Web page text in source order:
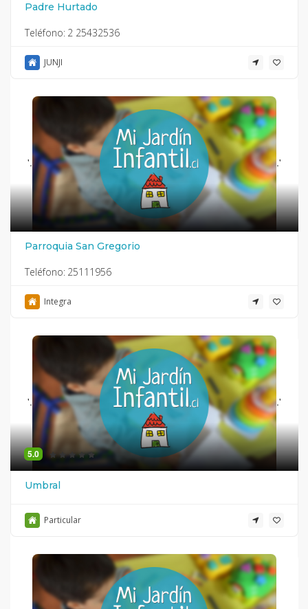
Padre Hurtado
Teléfono: 2 25432536
JUNJI
'. .'
Parroquia San Gregorio
Teléfono: 25111956
Integra
'. .'
5.0
Umbral
Particular